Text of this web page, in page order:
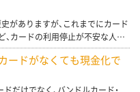
がありますが、これまでにカード
カードの利用停止が不安な人も、
ードがなくても現金化で